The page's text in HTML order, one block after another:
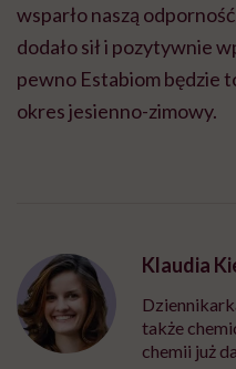
wsparło naszą
dodało sił i pozytywnie
pewno Estabiom będzie
okres jesienno-zimowy.
Klaudia
także
chemii już